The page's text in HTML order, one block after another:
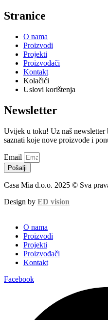
Stranice
O nama
Proizvodi
Projekti
Proizvođači
Kontakt
Kolačići
Uslovi korištenja
Newsletter
Uvijek u toku! Uz naš newsletter
saznati koje nove proizvode i
Email
Pošalji
Casa Mia d.o.o. 2025 © Sva
Design by ED vision
O nama
Proizvodi
Projekti
Proizvođači
Kontakt
Facebook